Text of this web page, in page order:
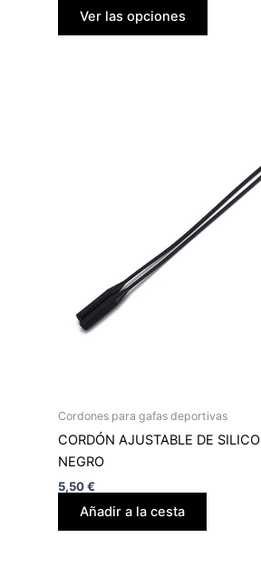
Ver las opciones
Cordones para gafas deportivas
CORDÓN AJUSTABLE DE
NEGRO
5,50€
Añadir a la cesta